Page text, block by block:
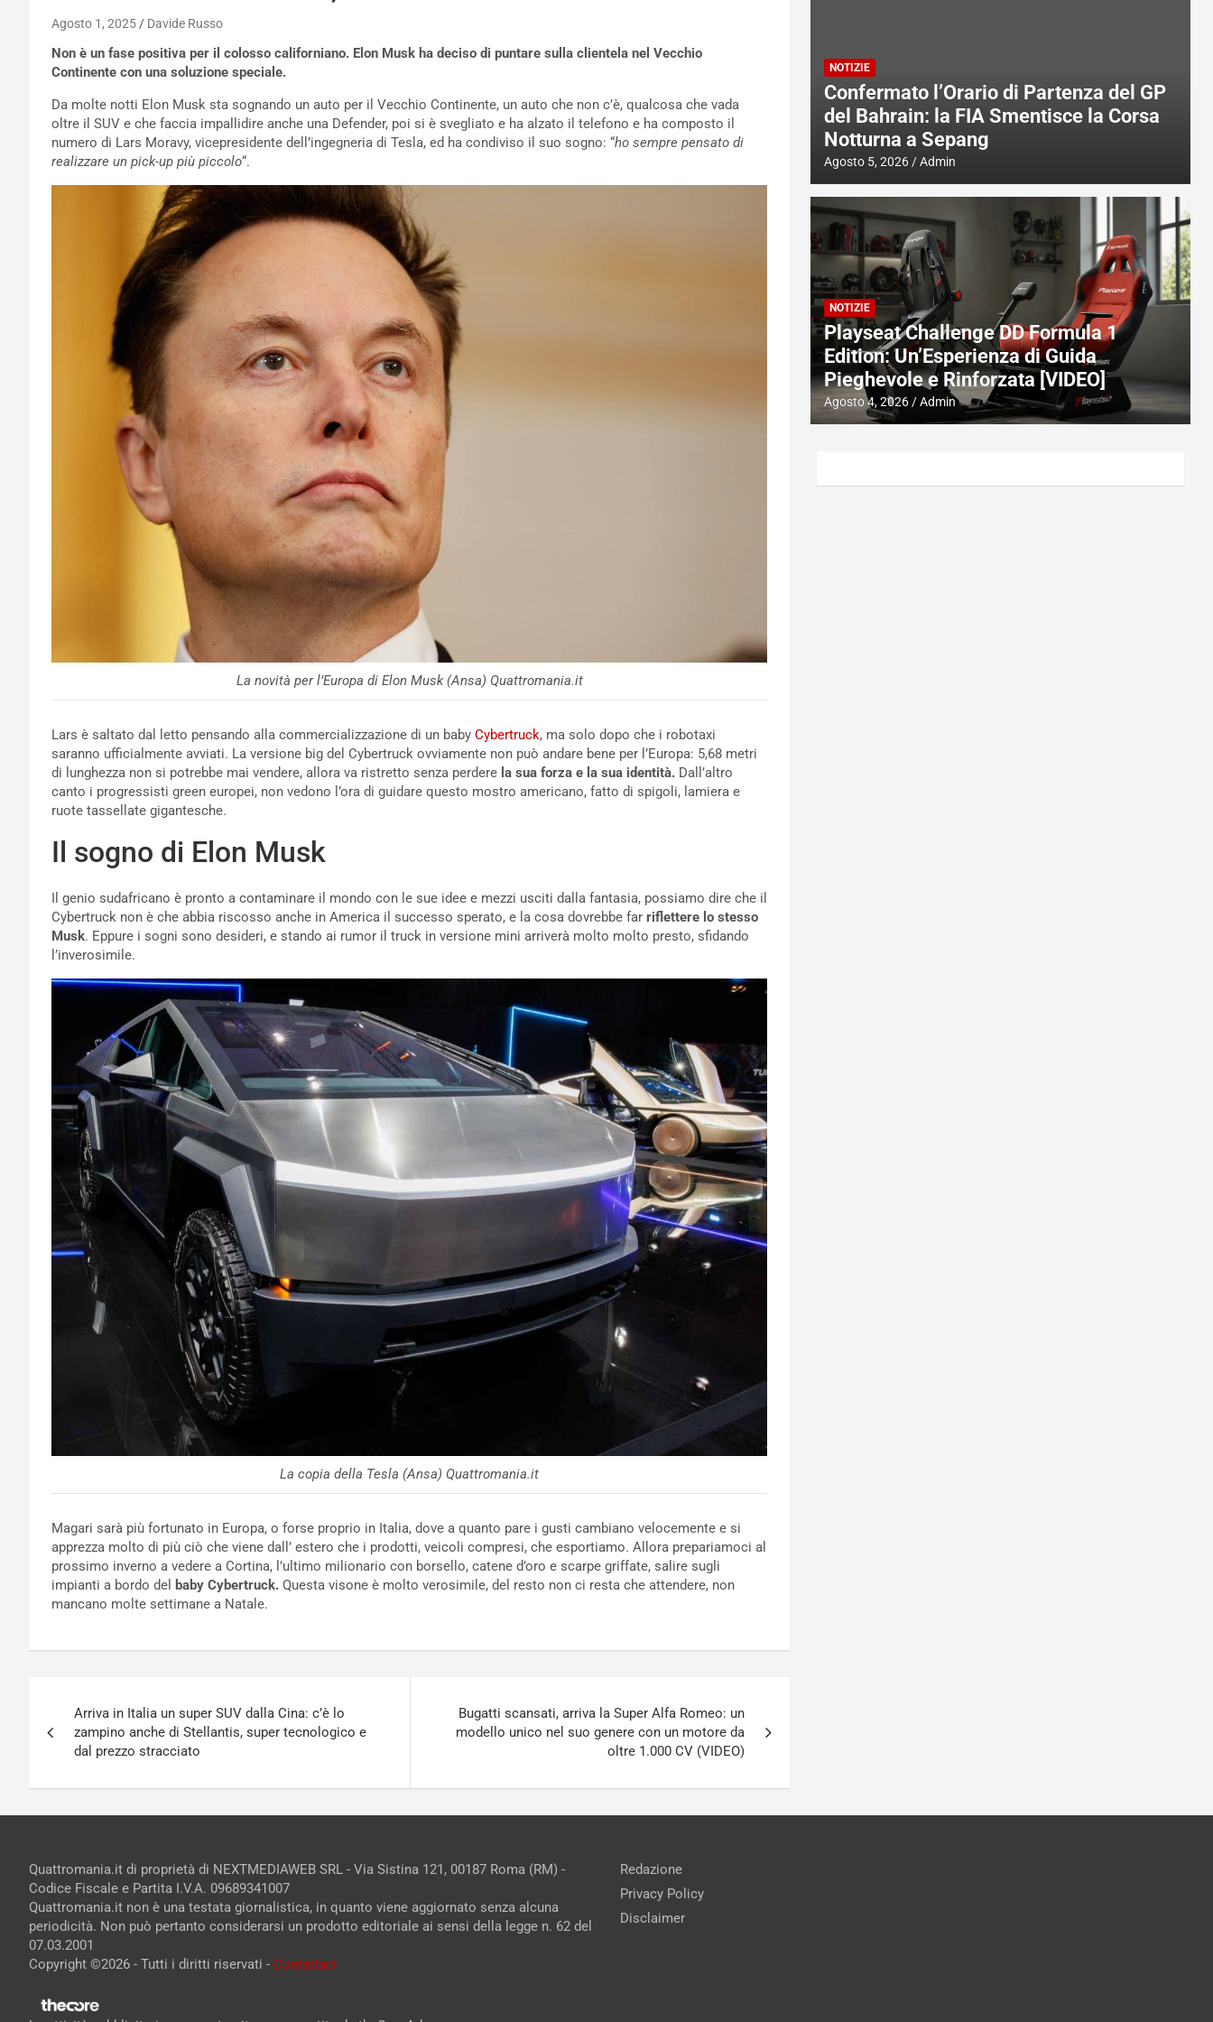
Agosto 1, 2025 Davide Russo
Non è un fase positiva per il colosso californiano. Elon Musk ha deciso di puntare sulla clientela nel Vecchio
Continente con una soluzione speciale.
Da molte notti Elon Musk sta sognando un auto per il Vecchio Continente, un auto che non c’è, qualcosa che vada
oltre il SUV e che faccia impallidire anche una Defender, poi si è svegliato e ha alzato il telefono e ha composto il
numero di Lars Moravy, vicepresidente dell’ingegneria di Tesla, ed ha condiviso il suo sogno: “ho sempre pensato di
realizzare un pick-up più piccolo“.
La novità per l’Europa di Elon Musk (Ansa) Quattromania.it
Lars è saltato dal letto pensando alla commercializzazione di un baby Cybertruck, ma solo dopo che i robotaxi
saranno ufficialmente avviati. La versione big del Cybertruck ovviamente non può andare bene per l’Europa: 5,68 metri
di lunghezza non si potrebbe mai vendere, allora va ristretto senza perdere la sua forza e la sua identità. Dall’altro
canto i progressisti green europei, non vedono l’ora di guidare questo mostro americano, fatto di spigoli, lamiera e
ruote tassellate gigantesche.
Il sogno di Elon Musk
Il genio sudafricano è pronto a contaminare il mondo con le sue idee e mezzi usciti dalla fantasia, possiamo dire che il
Cybertruck non è che abbia riscosso anche in America il successo sperato, e la cosa dovrebbe far riflettere lo stesso
Musk. Eppure i sogni sono desideri, e stando ai rumor il truck in versione mini arriverà molto molto presto, sfidando
l’inverosimile.
La copia della Tesla (Ansa) Quattromania.it
Magari sarà più fortunato in Europa, o forse proprio in Italia, dove a quanto pare i gusti cambiano velocemente e si
apprezza molto di più ciò che viene dall’ estero che i prodotti, veicoli compresi, che esportiamo. Allora prepariamoci al
prossimo inverno a vedere a Cortina, l’ultimo milionario con borsello, catene d’oro e scarpe griffate, salire sugli
impianti a bordo del baby Cybertruck. Questa visone è molto verosimile, del resto non ci resta che attendere, non
mancano molte settimane a Natale.
articoli
Arriva in Italia un super SUV dalla Cina: c’è lo
zampino anche di Stellantis, super tecnologico e
dal prezzo stracciato
Bugatti scansati, arriva la Super Alfa Romeo: un
modello unico nel suo genere con un motore da
oltre 1.000 CV (VIDEO)
NOTIZIE
Confermato l’Orario di Partenza del GP
del Bahrain: la FIA Smentisce la Corsa
Notturna a Sepang
Agosto 5, 2026 Admin
NOTIZIE
Playseat Challenge DD Formula 1
Edition: Un’Esperienza di Guida
Pieghevole e Rinforzata [VIDEO]
Agosto 4, 2026 Admin
Quattromania.it di proprietà di NEXTMEDIAWEB SRL - Via Sistina 121, 00187 Roma (RM) -
Codice Fiscale e Partita I.V.A. 09689341007
Quattromania.it non è una testata giornalistica, in quanto viene aggiornato senza alcuna
periodicità. Non può pertanto considerarsi un prodotto editoriale ai sensi della legge n. 62 del
07.03.2001
Copyright ©2026 - Tutti i diritti riservati - Contattaci
Redazione
Privacy Policy
Disclaimer